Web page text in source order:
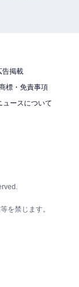
告掲載
標・免責事項
ュースについて
を禁じます。